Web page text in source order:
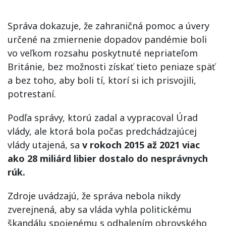
Správa dokazuje, že zahraničná pomoc a úvery
určené na zmiernenie dopadov pandémie boli
vo veľkom rozsahu poskytnuté nepriateľom
Británie, bez možnosti získať tieto peniaze späť
a bez toho, aby boli tí, ktorí si ich prisvojili,
potrestaní.
Podľa správy, ktorú zadal a vypracoval Úrad
vlády, ale ktorá bola počas predchádzajúcej
vlády utajená, sa v rokoch 2015 až 2021 viac
ako 28 miliárd libier dostalo do nesprávnych
rúk.
Zdroje uvádzajú, že správa nebola nikdy
zverejnená, aby sa vláda vyhla politickému
škandálu spojenému s odhalením obrovského